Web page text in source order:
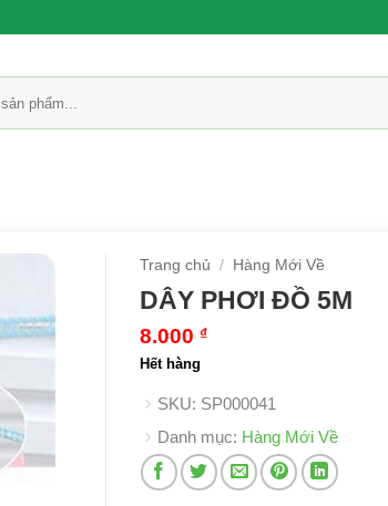
Trang chủ / Hàng Mới Về
DÂY PHƠI ĐỒ 5M
8.000 ₫
Hết hàng
SKU: SP000041
Danh mục: Hàng Mới Về